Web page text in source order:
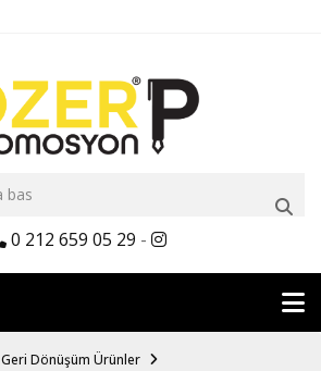
0 212 659 05 29 -
Geri Dönüşüm Ürünler